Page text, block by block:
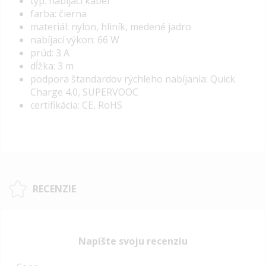
farba: čierna
materiál: nylon, hliník, medené jadro
nabíjací výkon: 66 W
prúd: 3 A
dĺžka: 3 m
podpora štandardov rýchleho nabíjania: Quick
Charge 4.0, SUPERVOOC
certifikácia: CE, RoHS
RECENZIE
Napíšte svoju recenziu